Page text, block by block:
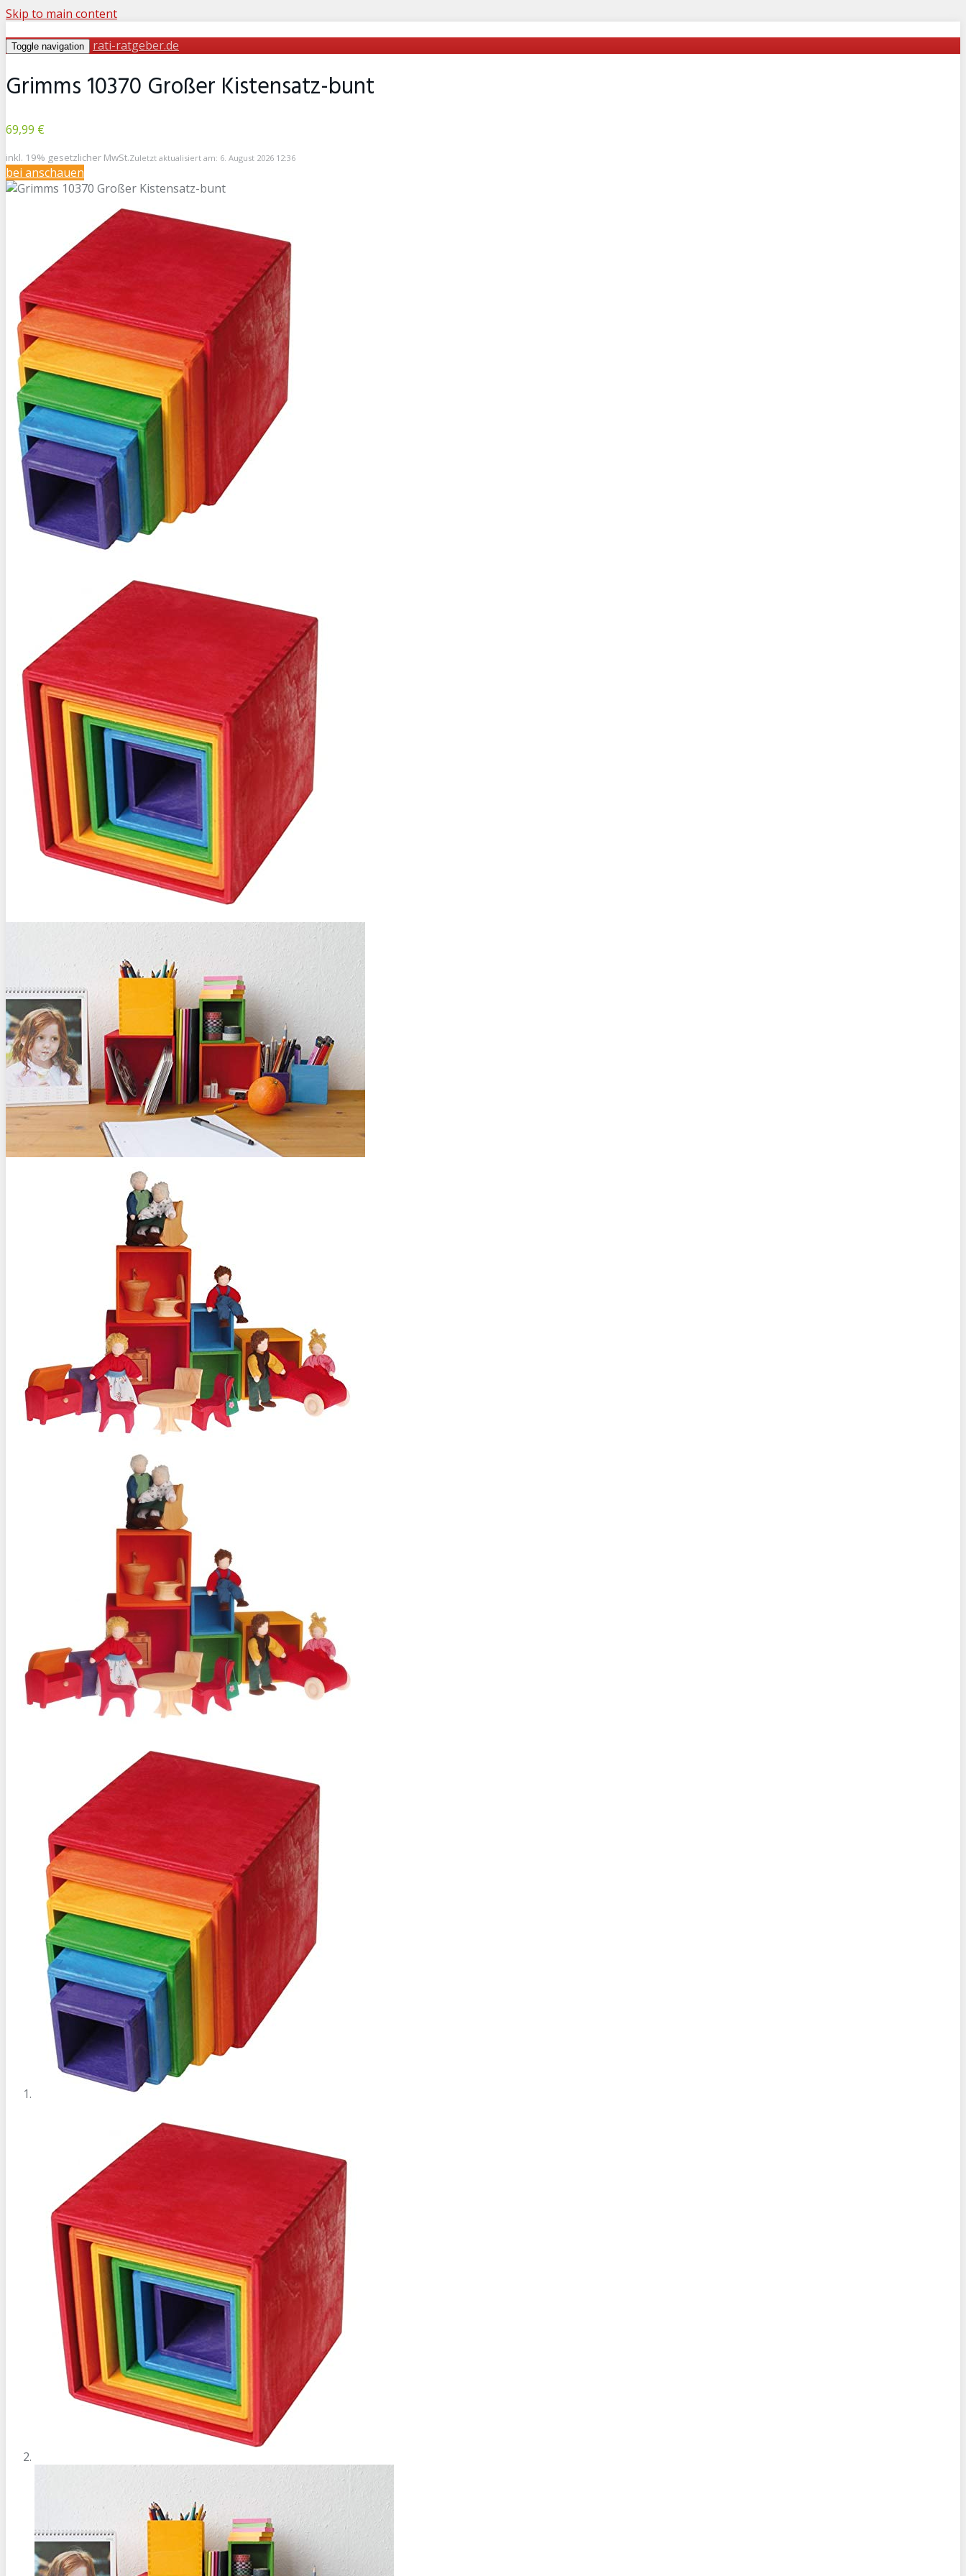
Skip to main content
Toggle navigation rati-ratgeber.de
Grimms 10370 Großer Kistensatz-bunt
69,99 €
inkl. 19% gesetzlicher MwSt.Zuletzt aktualisiert am: 6. August 2026 12:36
bei anschauen